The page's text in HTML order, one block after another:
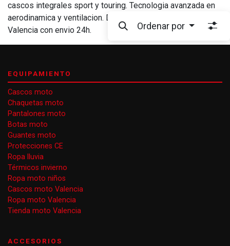
cascos integrales sport y touring. Tecnologia avanzada en
aerodinamica y ventilacion. Disponible en Outlet Motostore
Valencia con envio 24h.
Ordenar por
EQUIPAMIENTO
Cascos moto
Chaquetas moto
Pantalones moto
Botas moto
Guantes moto
Protecciones CE
Ropa lluvia
Térmicos invierno
Ropa moto niños
Cascos moto Valencia
Ropa moto Valencia
Tienda moto Valencia
ACCESORIOS